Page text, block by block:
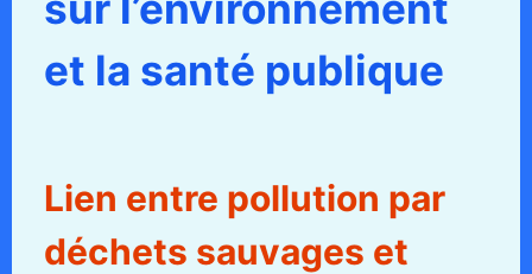
et la santé publique
Lien entre pollution par
déchets sauvages et